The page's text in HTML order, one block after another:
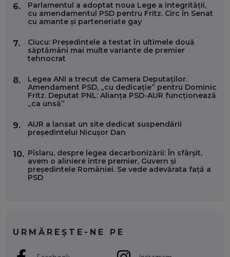
OLIVIU MATEI, HOLISUN: SOFTWARE DE LA CLUJ PENTRU
WASHINGTON, OCHELARI INTELIGENȚI ȘI FERME
EP. 54
PROCESE, DAR CE FACEM CÂND PICĂ BAZA DE DATE, LA
INSTITUȚIILE STATULUI?
EP. 53
GLOBALĂ, FĂRĂ SĂ PIERZI LEGĂTURA CU COMUNITATEA
TA LOCALĂ - ȘI CE SĂ DAI ÎNAPOI
ROBERT GRAUR, FOMO: SPEAKERUL PE SCENĂ, INVITATUL
ÎN SALĂ, DAR ÎNVĂȚĂM UNII DE LA CEILALȚI. VIN JASON
ȚIPĂ, CU FEȚELE ACOPERITE. CUM ÎNVĂȚĂM SĂ DISCUTĂM
EP. 50
6.
Parlamentul a adoptat noua Lege a integrității,
cu amendamentul PSD pentru Fritz. Circ în Senat
cu amante și parteneriate gay
7.
Ciucu: Președintele a testat în ultimele două
săptămâni mai multe variante de premier
tehnocrat
8.
Legea ANI a trecut de Camera Deputaților.
Amendament PSD, „cu dedicație” pentru Dominic
Fritz. Deputat PNL: Alianța PSD-AUR funcționează
„ca unsă”
9.
AUR a lansat un site dedicat suspendării
președintelui Nicușor Dan
10. Pîslaru, despre legea decarbonizării: În sfârșit,
avem o aliniere între premier, Guvern și
președintele României. Se vede adevărata față a
PSD
URMĂREȘTE-NE PE